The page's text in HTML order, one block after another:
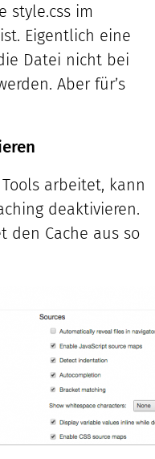
style.css im
Eigentlich eine
Datei nicht bei
Aber für’s
arbeitet, kann
deaktivieren.
den Cache aus so